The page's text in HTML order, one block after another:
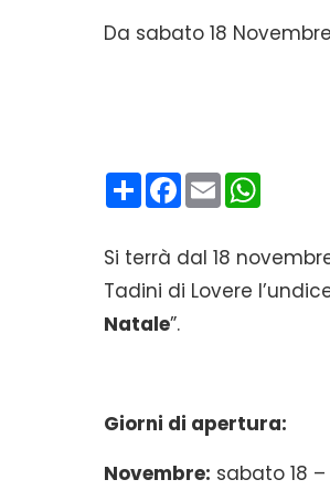
Da sabato 18
CondividiFacebook
Email
Si terrà dal 18
Tadini di Lovere
Natale”.
Giorni di apertura:
Novembre: sabato 18